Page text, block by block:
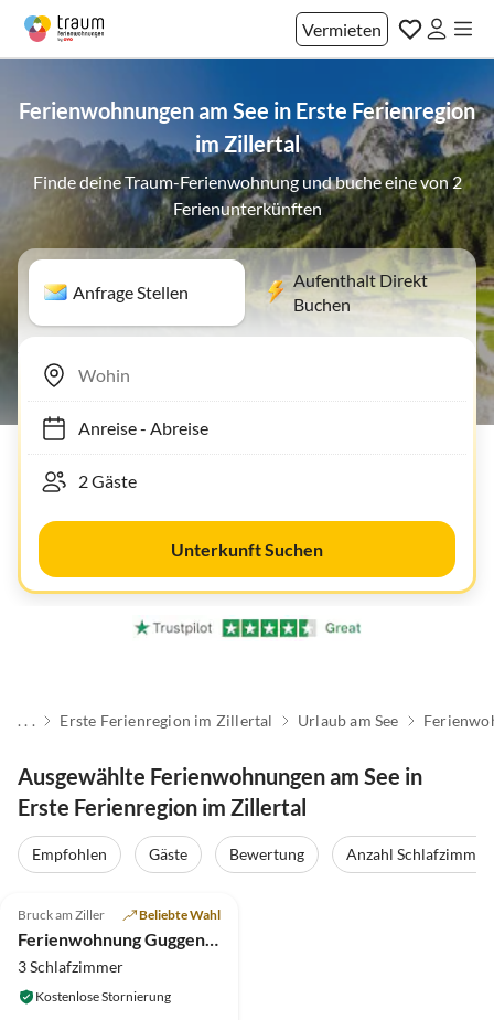
Vermieten
Ferienwohnungen am See in Erste Ferienregion
im Zillertal
Finde deine Traum-Ferienwohnung und buche eine von 2
Ferienunterkünften
Anfrage Stellen
Aufenthalt Direkt
Buchen
Anreise- Abreise
Unterkunft Suchen
. . . Erste Ferienregion im Zillertal Urlaub am See
Ausgewählte Ferienwohnungen am See in
Erste Ferienregion im Zillertal
Empfohlen Gäste Bewertung
Anzahl Schlafzimmer
Bruck am Ziller Beliebte Wahl
Ferienwohnung Guggenbichl
3 Schlafzimmer
Kostenlose Stornierung